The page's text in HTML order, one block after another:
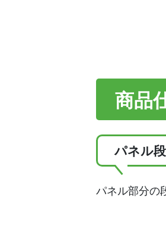
商品
パネル
パネル部分の